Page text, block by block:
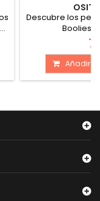
Descubre los
Boolies.
Añadir